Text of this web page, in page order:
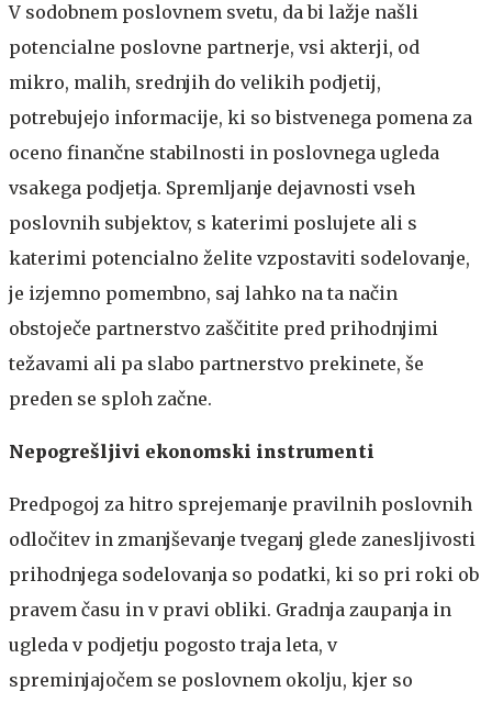
V sodobnem poslovnem svetu, da bi lažje našli
potencialne poslovne partnerje, vsi akterji, od
mikro, malih, srednjih do velikih podjetij,
potrebujejo informacije, ki so bistvenega pomena za
oceno finančne stabilnosti in poslovnega ugleda
vsakega podjetja. Spremljanje dejavnosti vseh
poslovnih subjektov, s katerimi poslujete ali s
katerimi potencialno želite vzpostaviti sodelovanje,
je izjemno pomembno, saj lahko na ta način
obstoječe partnerstvo zaščitite pred prihodnjimi
težavami ali pa slabo partnerstvo prekinete, še
preden se sploh začne.
Nepogrešljivi ekonomski instrumenti
Predpogoj za hitro sprejemanje pravilnih poslovnih
odločitev in zmanjševanje tveganj glede zanesljivosti
prihodnjega sodelovanja so podatki, ki so pri roki ob
pravem času in v pravi obliki. Gradnja zaupanja in
ugleda v podjetju pogosto traja leta, v
spreminjajočem se poslovnem okolju, kjer so